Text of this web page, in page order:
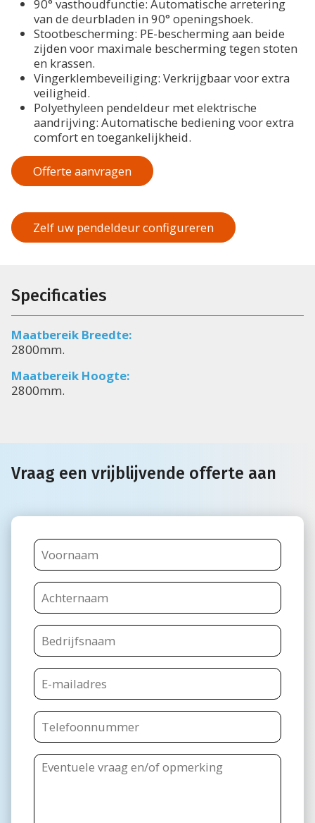
90° vasthoudfunctie: Automatische arretering
van de deurbladen in 90° openingshoek.
Stootbescherming: PE-bescherming aan beide
zijden voor maximale bescherming tegen stoten
en krassen.
Vingerklembeveiliging: Verkrijgbaar voor extra
veiligheid.
Polyethyleen pendeldeur met elektrische
aandrijving: Automatische bediening voor extra
comfort en toegankelijkheid.
Offerte aanvragen
Zelf uw pendeldeur configureren
Specificaties
Maatbereik Breedte:
2800mm.
Maatbereik Hoogte:
2800mm.
Vraag een vrijblijvende offerte aan